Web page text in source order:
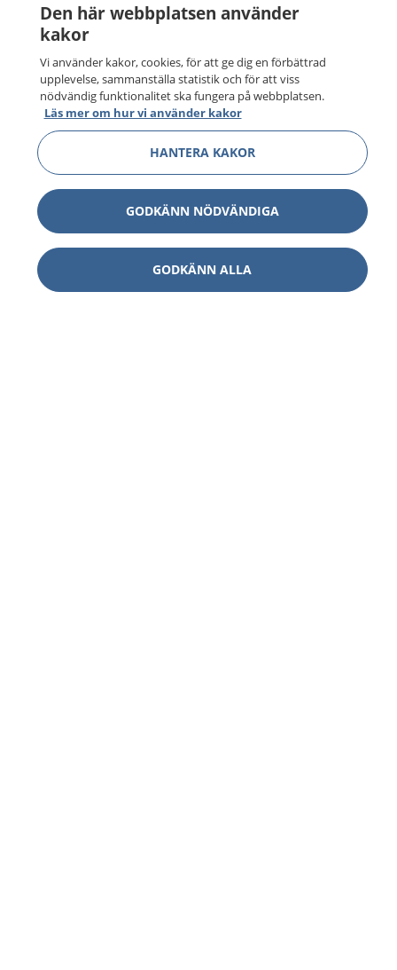
Den här webbplatsen använder
kakor
Vi använder kakor, cookies, för att ge dig en förbättrad
upplevelse, sammanställa statistik och för att viss
nödvändig funktionalitet ska fungera på webbplatsen.
Läs mer om hur vi använder kakor
HANTERA KAKOR
GODKÄNN NÖDVÄNDIGA
GODKÄNN ALLA